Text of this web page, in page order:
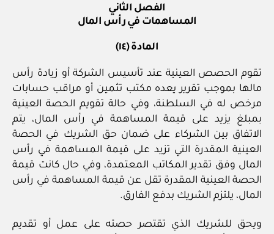
الفصل الثاني
المساهمات في رأس المال
المادة (١٤)
تقوم الحصص العينية عند تأسيس الشركة أو زيادة رأس
مالها بموجب تقرير يعده مكتب تثمين أو مراقب حسابات
مرخص له في السلطنة، وفي حالة تقويم الحصة العينية
بمبلغ يزيد على قيمة المساهمة في رأس المال، يتم
الاتفاق بين الشركاء على ضمان حق الشريك في الحصة
العينية المقدرة التي تزيد على قيمة المساهمة في رأس
المال وفق تقدير المكاتب المعتمدة، وفي حال كانت قيمة
الحصة العينية المقدرة تقل عن قيمة المساهمة في رأس
المال، يلتزم الشريك بدفع الفارق.
ويحق للشريك الذي تقتصر حصته على عمل أو تقديم